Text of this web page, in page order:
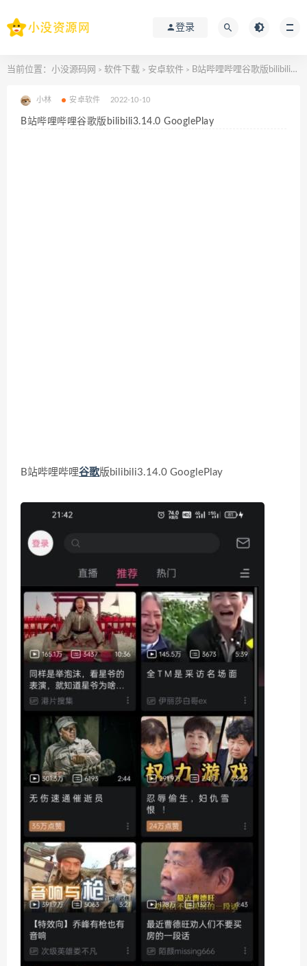
登录
当前位置： 小没源码网 > 软件下载 > 安卓软件 > B站哔哩哔哩谷歌版bilibili3.14.0 GooglePlay
小林 安卓软件 2022-10-10
B站哔哩哔哩谷歌版bilibili3.14.0 GooglePlay
B站哔哩哔哩谷歌版bilibili3.14.0 GooglePlay